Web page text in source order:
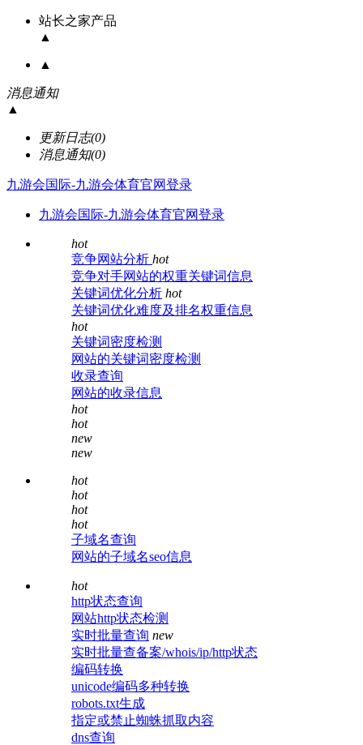
站长之家产品
▲
▲
消息通知
▲
更新日志(0)
消息通知(0)
九游会国际-九游会体育官网登录
九游会国际-九游会体育官网登录
hot
竞争网站分析 hot
竞争对手网站的权重关键词信息
关键词优化分析 hot
关键词优化难度及排名权重信息
hot
关键词密度检测
网站的关键词密度检测
收录查询
网站的收录信息
hot
hot
new
new
hot
hot
hot
hot
子域名查询
网站的子域名seo信息
hot
http状态查询
网站http状态检测
实时批量查询 new
实时批量查备案/whois/ip/http状态
编码转换
unicode编码多种转换
robots.txt生成
指定或禁止蜘蛛抓取内容
dns查询